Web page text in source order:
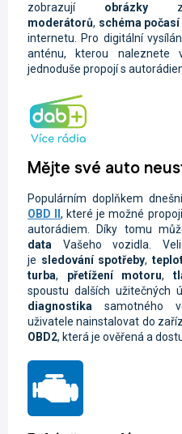
zobrazují obrázkyz
moderátorů, schéma počasí
internetu. Pro digitální
anténu, kterou naleznete
jednoduše propojí s
Mějte své auto
Populárním doplňkem
OBD II, které je možné
autorádiem. Díky tomu
data Vašeho vozidla.
je sledování spotřeby,
turba, přetížení motoru,
spoustu dalších užitečných
diagnostika samotného
uživatele nainstalovat do
OBD2, která je ověřená a